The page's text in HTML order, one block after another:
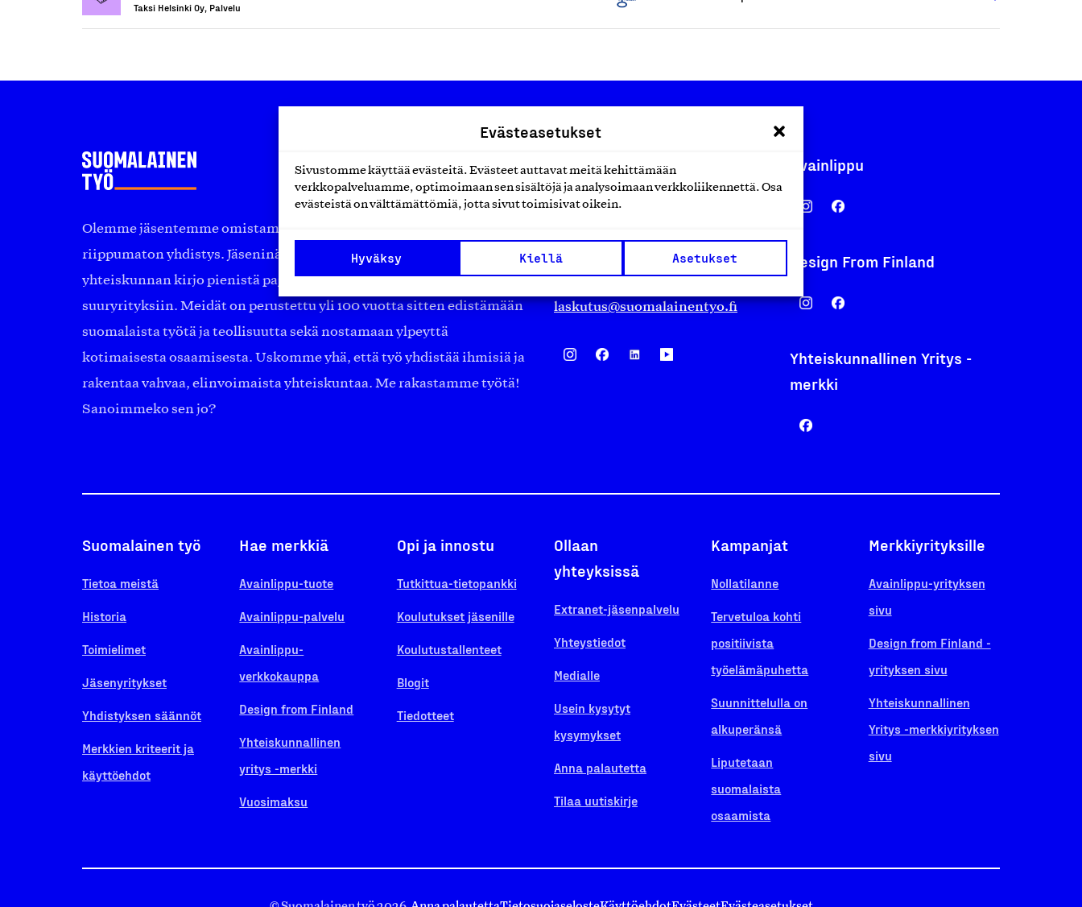
Evästeasetukset
Sivustomme käyttää evästeitä. Evästeet auttavat meitä kehittämään
verkkopalveluamme, optimoimaan sen sisältöjä ja analysoimaan verkkoliikennettä. Osa
evästeistä on välttämättömiä, jotta sivut toimisivat oikein.
Hyväksy Kiellä Asetukset
Taksi Helsinki Oy, Palvelu
Olemme jäsentemme omistama puolueeton, työmarkkinajärjestöistä
riippumaton yhdistys. Jäseninämme on koko suomalaisen
yhteiskunnan kirjo pienistä pajoista ja yhteisöistä kansainvälisiin
suuryrityksiin. Meidät on perustettu yli 100 vuotta sitten edistämään
suomalaista työtä ja teollisuutta sekä nostamaan ylpeyttä
kotimaisesta osaamisesta. Uskomme yhä, että työ yhdistää ihmisiä ja
rakentaa vahvaa, elinvoimaista yhteiskuntaa. Me rakastamme työtä!
Sanoimmeko sen jo?
Suomalainen työ ry
Eteläranta 14,
Finland
asiakaspalvelu@suomalainentyo.fi
laskutus@suomalainentyo.fi
Avainlippu
Design From Finland
Yhteiskunnallinen Yritys -
merkki
Suomalainen työ
Tietoa meistä
Historia
Toimielimet
Jäsenyritykset
Yhdistyksen säännöt
Merkkien kriteerit ja
käyttöehdot
Hae merkkiä
Avainlippu-tuote
Avainlippu-palvelu
Avainlippu-
verkkokauppa
Design from Finland
Yhteiskunnallinen
yritys -merkki
Vuosimaksu
Opi ja innostu
Tutkittua-tietopankki
Koulutukset jäsenille
Koulutustallenteet
Blogit
Tiedotteet
Ollaan
yhteyksissä
Extranet-jäsenpalvelu
Yhteystiedot
Medialle
Usein kysytyt
kysymykset
Anna palautetta
Tilaa uutiskirje
Kampanjat
Nollatilanne
Tervetuloa kohti
positiivista
työelämäpuhetta
Suunnittelulla on
alkuperänsä
Liputetaan
suomalaista
osaamista
Merkkiyrityksille
Avainlippu-yrityksen
sivu
Design from Finland -
yrityksen sivu
Yhteiskunnallinen
Yritys -merkkiyrityksen
sivu